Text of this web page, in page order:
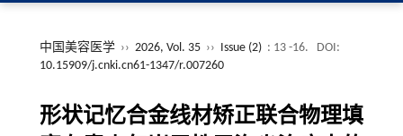
中国美容医学 ›› 2026, Vol. 35 ›› Issue (2) : 13 -16.
DOI:
10.15909/j.cnki.cn61-1347/r.007260
形状记忆合金线材矫正联合物理填